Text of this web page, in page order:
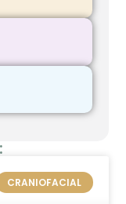
CRANIOFACIAL